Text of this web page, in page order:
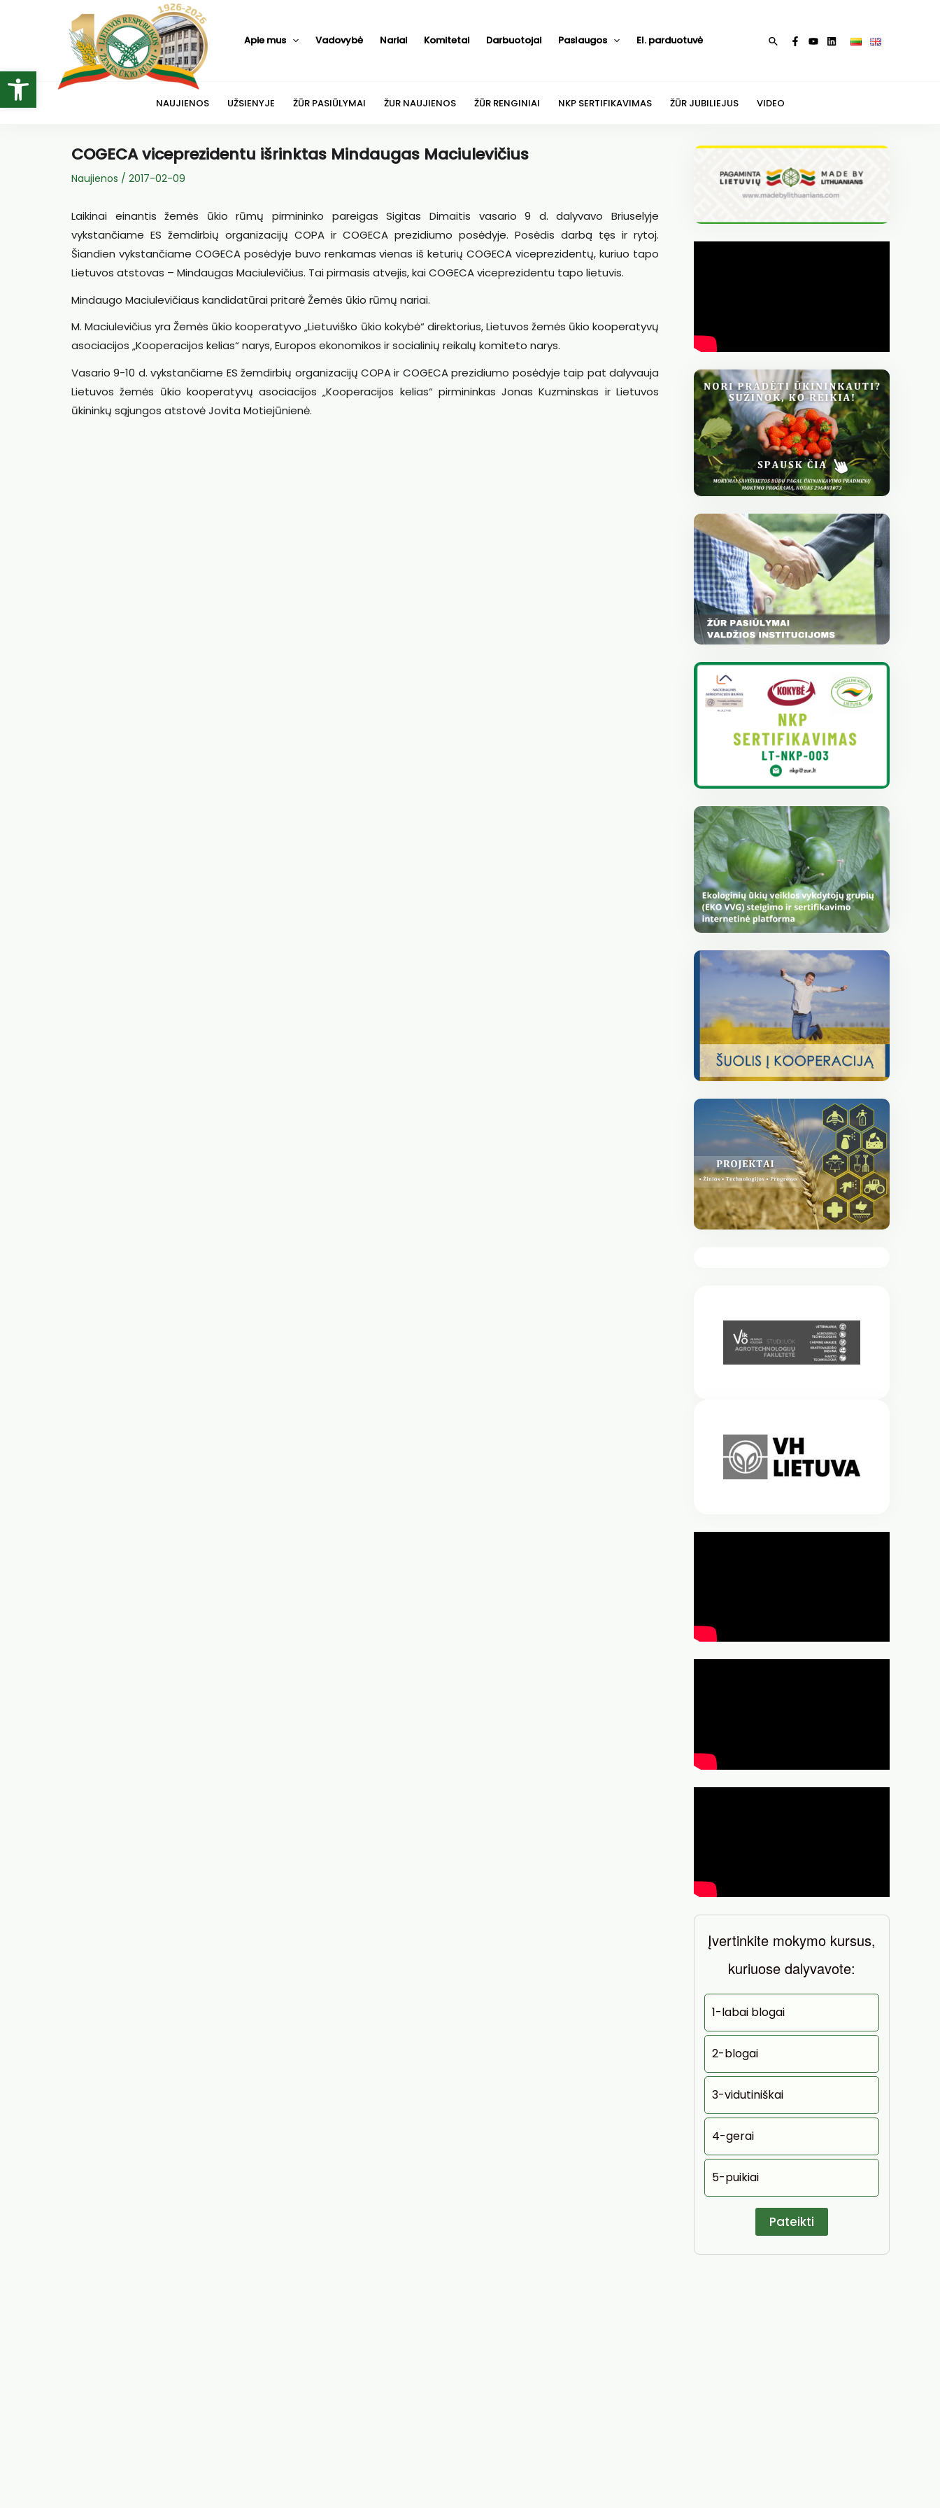
Open toolbar
Apie mus Vadovybė Nariai Komitetai Darbuotojai Paslaugos El. parduotuvė Paieška
NAUJIENOS UŽSIENYJE ŽŪR PASIŪLYMAI ŽUR NAUJIENOS ŽŪR RENGINIAI NKP SERTIFIKAVIMAS ŽŪR JUBILIEJUS VIDEO
COGECA viceprezidentu išrinktas Mindaugas Maciulevičius
Naujienos / 2017-02-09
Laikinai einantis žemės ūkio rūmų pirmininko pareigas Sigitas Dimaitis vasario 9 d. dalyvavo Briuselyje
vykstančiame ES žemdirbių organizacijų COPA ir COGECA prezidiumo posėdyje. Posėdis darbą tęs ir rytoj.
Šiandien vykstančiame COGECA posėdyje buvo renkamas vienas iš keturių COGECA viceprezidentų, kuriuo tapo
Lietuvos atstovas – Mindaugas Maciulevičius. Tai pirmasis atvejis, kai COGECA viceprezidentu tapo lietuvis.
Mindaugo Maciulevičiaus kandidatūrai pritarė Žemės ūkio rūmų nariai.
M. Maciulevičius yra Žemės ūkio kooperatyvo „Lietuviško ūkio kokybė“ direktorius, Lietuvos žemės ūkio kooperatyvų
asociacijos „Kooperacijos kelias“ narys, Europos ekonomikos ir socialinių reikalų komiteto narys.
Vasario 9-10 d. vykstančiame ES žemdirbių organizacijų COPA ir COGECA prezidiumo posėdyje taip pat dalyvauja
Lietuvos žemės ūkio kooperatyvų asociacijos „Kooperacijos kelias“ pirmininkas Jonas Kuzminskas ir Lietuvos
ūkininkų sąjungos atstovė Jovita Motiejūnienė.
Įvertinkite mokymo kursus,
kuriuose dalyvavote:
1-labai blogai
2-blogai
3-vidutiniškai
4-gerai
5-puikiai